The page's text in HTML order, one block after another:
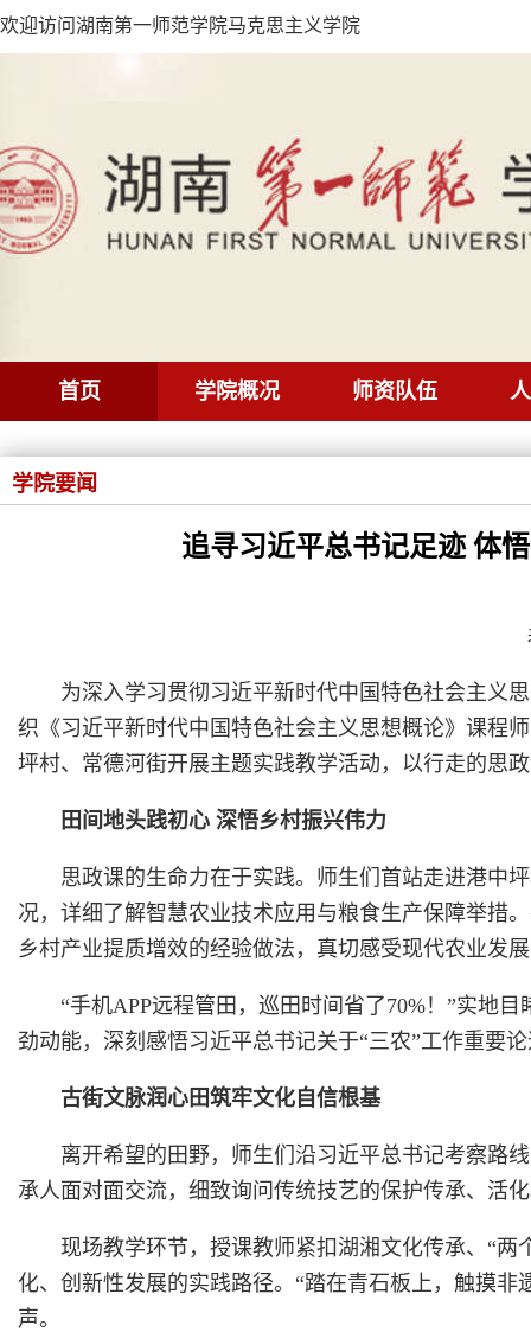
欢迎访问湖南第一师范学院马克思主义学院
首页 学院概况 师资队伍
学院要闻
追寻习近平总书记足迹 体
为深入学习贯彻习近平新时代中国特色社会主义
织《习近平新时代中国特色社会主义思想概论》课程
坪村、常德河街开展主题实践教学活动，以行走的思
田间地头践初心 深悟乡村振兴伟力
思政课的生命力在于实践。师生们首站走进港中
况，详细了解智慧农业技术应用与粮食生产保障举措
乡村产业提质增效的经验做法，真切感受现代农业发
“手机APP远程管田，巡田时间省了70%！”实地
劲动能，深刻感悟习近平总书记关于“三农”工作重要
古街文脉润心田筑牢文化自信根基
离开希望的田野，师生们沿习近平总书记考察路
承人面对面交流，细致询问传统技艺的保护传承、活
现场教学环节，授课教师紧扣湖湘文化传承、“
化、创新性发展的实践路径。“踏在青石板上，触摸
声。